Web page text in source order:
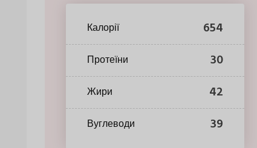
Калорії 654
Протеїни 30
Жири 42
Вуглеводи 39